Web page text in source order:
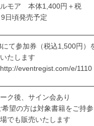
ルモア 本体1,400円＋税
日頃発売予定
にて参加券（税込1,500円）
たします
eventregist.com/e/1110
ク後、サイン会あり
望の方は対象書籍をご持
でも販売いたします